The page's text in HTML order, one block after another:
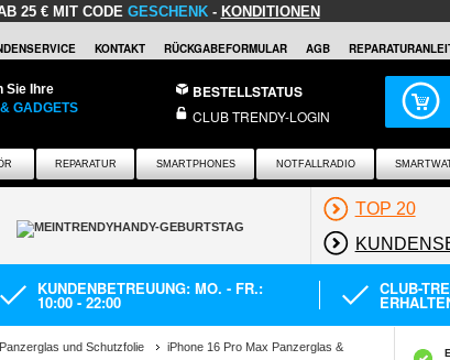
25 € MIT CODE GESCHENK- KONDITIONEN
KONTAKT RÜCKGABEFORMULAR AGB
Sie Ihre
GADGETS
BESTELLSTATUS
CLUB TRENDY-LOGIN
REPARATUR SMARTPHONES NOTFALLRADIO
TOP 20
KUNDENBETREUUNG: MO. - FR.:
10:00 - 22:00
CLUB-
und Schutzfolie
iPhone 16 Pro Max Panzerglas &